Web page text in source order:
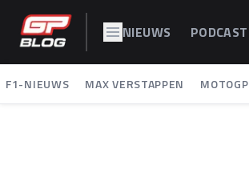
NIEUWS PODCAST
F1-NIEUWS MAX VERSTAPPEN MOTOGP